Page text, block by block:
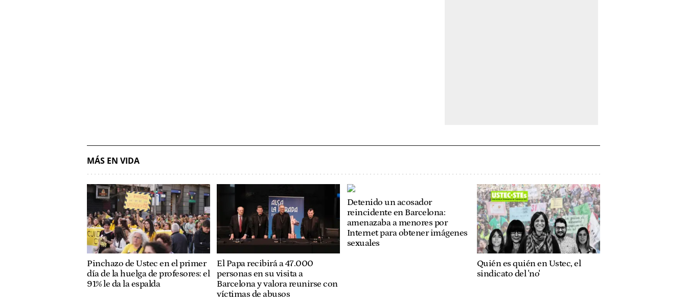
MÁS EN VIDA
Pinchazo de Ustec en el primer
día de la huelga de profesores: el
91% le da la espalda
El Papa recibirá a 47.000
personas en su visita a
Barcelona y valora reunirse con
víctimas de abusos
Detenido un acosador
reincidente en Barcelona:
amenazaba a menores por
Internet para obtener imágenes
sexuales
Quién es quién en Ustec, el
sindicato del 'no'